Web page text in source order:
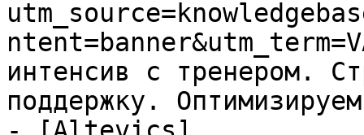
интенсив с тренером.
поддержку.